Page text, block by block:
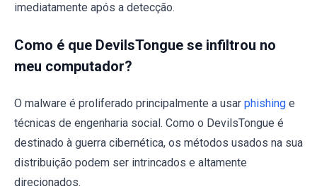
imediatamente após a detecção.
Como é que DevilsTongue se infiltrou no
meu computador?
O malware é proliferado principalmente a usar phishing e
técnicas de engenharia social. Como o DevilsTongue é
destinado à guerra cibernética, os métodos usados na sua
distribuição podem ser intrincados e altamente
direcionados.